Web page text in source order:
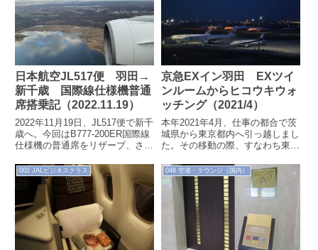
日本航空JL517便 羽田→
新千歳 国際線仕様機普通
席搭乗記（2022.11.19）
2022年11月19日、JL517便で新千
歳へ。今回はB777-200ER国際線
仕様機の普通席をリザーブ、さら
した。羽田空港では今更ながらた
くさんの「F」を発見。機内では
ひじ掛け下から出てくる個人用モ
ニターを使用、国内線の短いフラ
イトでプチ国際線気分を味わえま
す。
京急EXイン羽田 EXツイ
ンルームからヒコウキウォ
ッチング（2021/4）
本年2021年4月、仕事の都合で茨
城県から東京都内へ引っ越しまし
た。その移動の際、すなわち東京
イン羽田。都内ならどこでもよか
ったの...
002 JALビジネスクラス 048 空港・ラウンジ（国内）